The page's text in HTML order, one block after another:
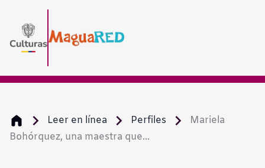
Leer en línea Perfiles
Mariela
Bohórquez, una maestra que...